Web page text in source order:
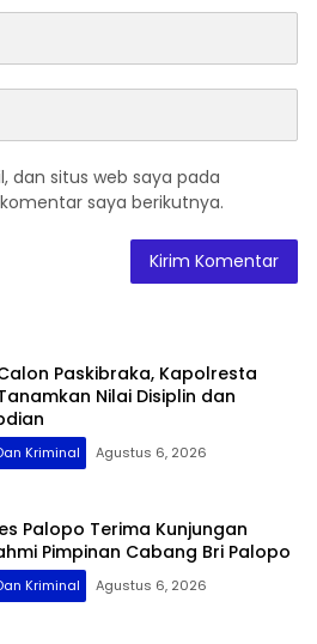
dan situs web saya pada
saya berikutnya.
Paskibraka, Kapolresta
Nilai Disiplin dan
Kriminal Agustus 6, 2026
Palopo Terima Kunjungan
Pimpinan Cabang Bri Palopo
Kriminal Agustus 6, 2026